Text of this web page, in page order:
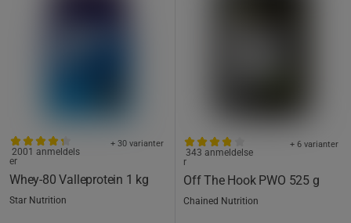
Whey-80 Valleprotein 1 kg
+ 30 varianter
2001 anmeldels
er
Star Nutrition
Off The Hook PWO 525 g
+ 6 varianter
343 anmeldelse
r
Chained Nutrition